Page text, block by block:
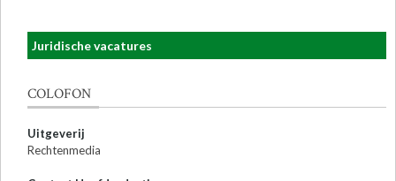
Juridische vacatures
COLOFON
Uitgeverij
Rechtenmedia